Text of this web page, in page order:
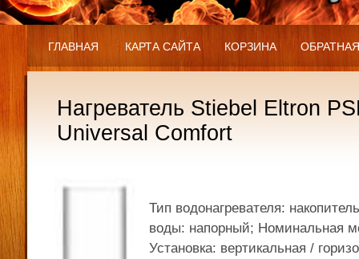
ГЛАВНАЯ КАРТА САЙТА КОРЗИНА
Нагреватель Stiebel Eltron
Universal Comfort
Тип водонагревателя:
воды: напорный; Номинальная
Установка: вертикальная /